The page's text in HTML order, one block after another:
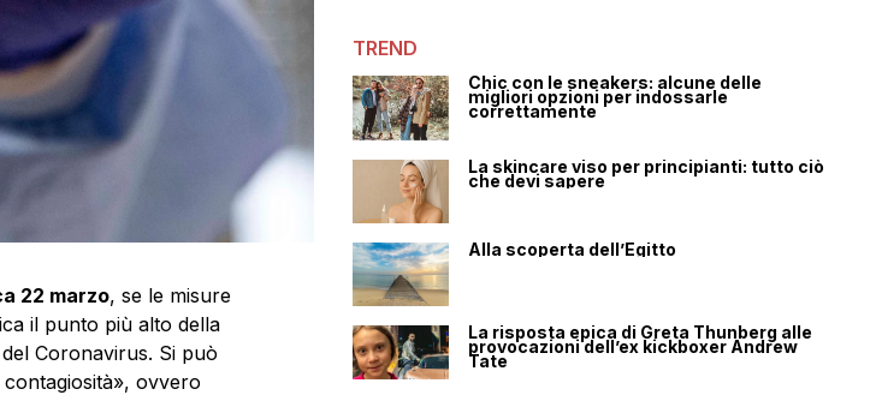
22 marzo, se le misure
il punto più alto della
Coronavirus. Si può
ovvero
TREND
Chic con le sneakers: alcune delle
migliori opzioni per indossarle
correttamente
La skincare viso per principianti: tutto ciò
che devi sapere
Alla scoperta dell’Egitto
La risposta epica di Greta Thunberg alle
provocazioni dell’ex kickboxer Andrew
Tate